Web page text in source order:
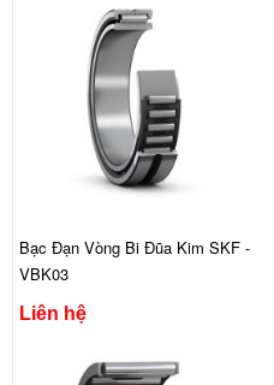
Bạc Đạn Vòng Bi Đũa Kim SKF -
VBK03
Liên hệ